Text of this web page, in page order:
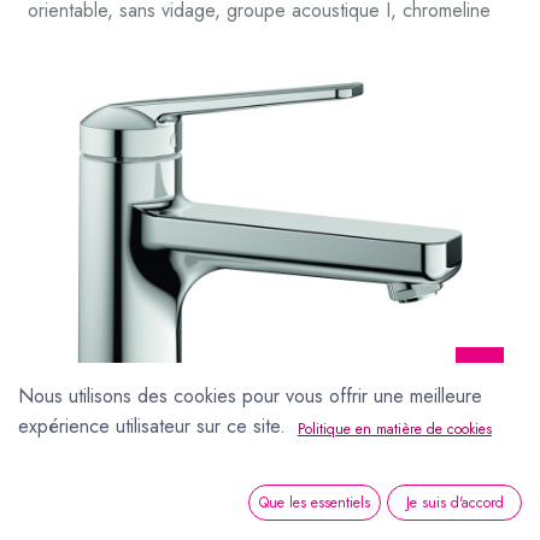
orientable, sans vidage, groupe acoustique I, chromeline
Nous utilisons des cookies pour vous offrir une meilleure
expérience utilisateur sur ce site.
Politique en matière de cookies
Que les essentiels Je suis d'accord